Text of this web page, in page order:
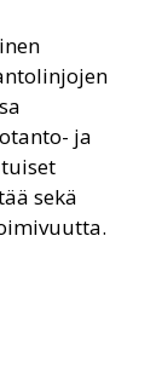
ja
sekä